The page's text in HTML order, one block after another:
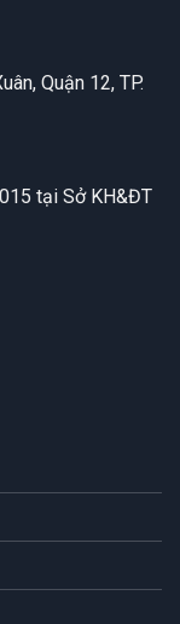
Quận 12, TP.
tại Sở KH&ĐT